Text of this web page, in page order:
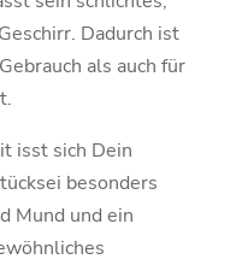
Dadurch ist
als auch für
isst sich Dein
besonders
Mund und ein